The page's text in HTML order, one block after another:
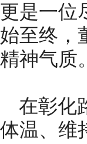
更是一位
始至终，
精神气质。
在彰化
体温、维